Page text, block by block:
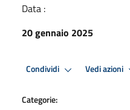
Data :
20 gennaio 2025
Condividi Vedi azioni
Categorie: